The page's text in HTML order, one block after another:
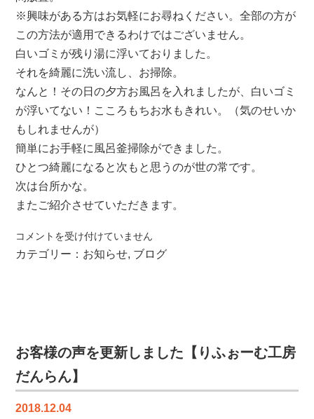
※興味がある方はお気軽にお尋ねください。全部の方が
この方法が適用できるわけではございません。
白いゴミが残り湯に浮いておりました。
それを綺麗に洗い流し、お掃除。
なんと！その日の夕方お風呂を入れましたが、白いゴミ
が浮いてない！こころもちお水もきれい。（気のせいか
もしれませんが）
簡単にお手軽に風呂釜掃除ができました。
ひとつ綺麗になると次もと思うのが世の常です。
次は台所かな。
またご紹介させていただきます。
大
掃
ジ
風
釜
コメントを受け付けていません
カテゴリー： お知らせ, ブログ
お客様の声を更新しました【りふぉーむ工房
だんらん】
2018.12.04